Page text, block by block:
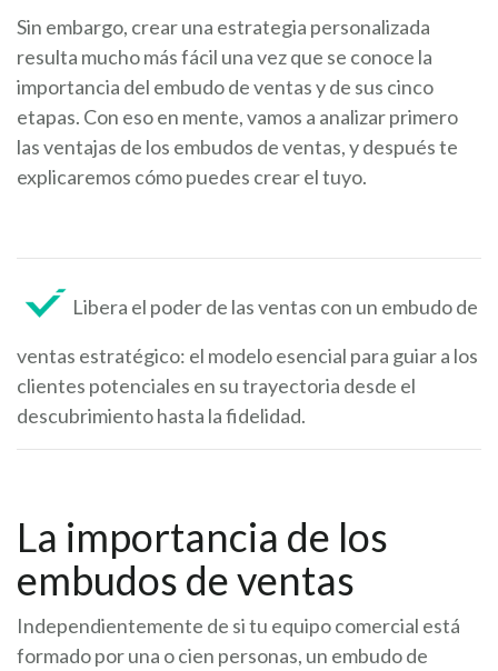
Sin embargo, crear una estrategia personalizada
resulta mucho más fácil una vez que se conoce la
importancia del embudo de ventas y de sus cinco
etapas. Con eso en mente, vamos a analizar primero
las ventajas de los embudos de ventas, y después te
explicaremos cómo puedes crear el tuyo.
Libera el poder de las ventas con un embudo de
ventas estratégico: el modelo esencial para guiar a los
clientes potenciales en su trayectoria desde el
descubrimiento hasta la fidelidad.
La importancia de los
embudos de ventas
Independientemente de si tu equipo comercial está
formado por una o cien personas, un embudo de